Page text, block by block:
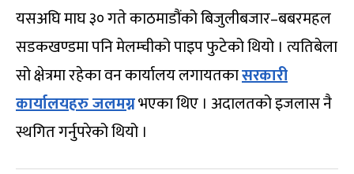
यसअघि माघ ३० गते काठमाडौंको बिजुलीबजार–बबरमहल
सडकखण्डमा पनि मेलम्चीको पाइप फुटेको थियो । त्यतिबेला
सो क्षेत्रमा रहेका वन कार्यालय लगायतकासरकारी
कार्यालयहरु जलमग्नभएका थिए । अदालतको इजलास नै
स्थगित गर्नुपरेको थियो ।